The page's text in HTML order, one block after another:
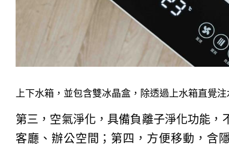
上下水箱，並包含雙冰晶盒，除透過上水箱直覺
第三，空氣淨化，具備負離子淨化功能
客廳、辦公空間；第四，方便移動，含